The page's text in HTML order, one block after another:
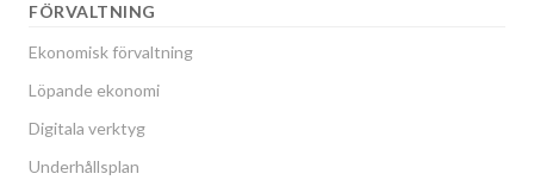
FÖRVALTNING
Ekonomisk förvaltning
Löpande ekonomi
Digitala verktyg
Underhållsplan